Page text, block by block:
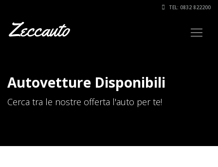
TEL: 0832 822200
Zeccauto
Autovetture Disponibili
Cerca tra le nostre offerta l'auto per te!